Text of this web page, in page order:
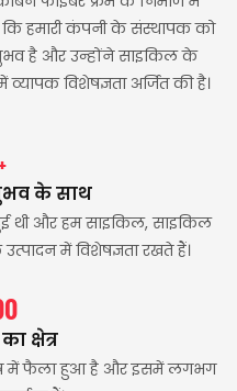
हमारी कंपनी के संस्थापक को
है और उन्होंने साइकिल के
विशेषज्ञता अर्जित की है।
के साथ
थी और हम साइकिल, साइकिल
में विशेषज्ञता रखते हैं।
क्षेत्र
में फैला हुआ है और इसमें लगभग